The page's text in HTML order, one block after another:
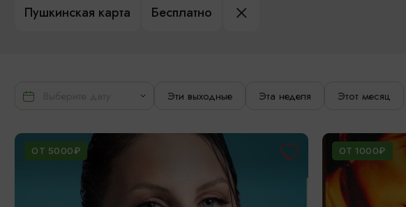
Пушкинская карта Бесплатно
Эти выходные Эта неделя Этот месяц
ОТ 5000₽ ОТ 1000₽